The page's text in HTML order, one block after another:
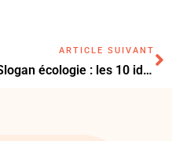
ARTICLE SUIVANT
Slogan écologie : les 10 idées marquantes pour sensibiliser efficacement